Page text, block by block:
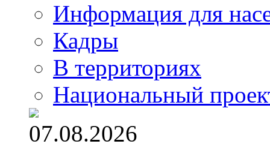
Информация для
Кадры
В территориях
Национальный
07.08.2026